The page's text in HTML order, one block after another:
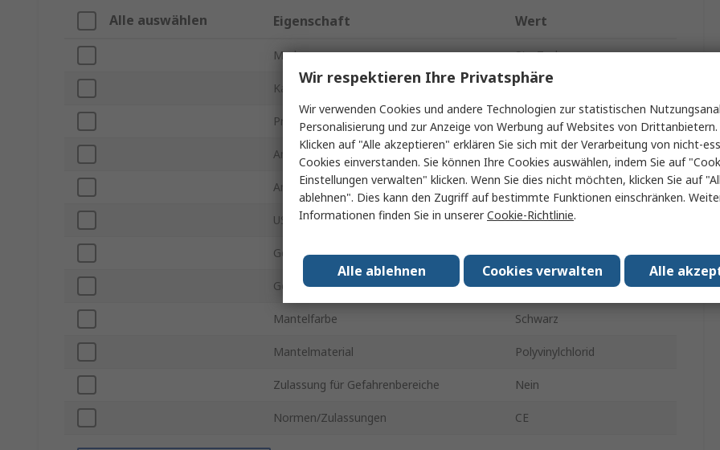
Alle auswählen Eigenschaft Wert
Marke StarTech.com
Kabellänge
Produkt Typ IC-Buchse USB-Kabel
Anschlusstyp A USB Typ A
Anschlusstyp B USB Typ A
USB Version USB 2.0
Gender Steckverbinders A Stecker
Gender Steckverbinders B Buchse
Mantelfarbe Schwarz
Mantelmaterial Polyvinylchlorid
Zulassung für Gefahrenbereiche Nein
Normen/Zulassungen CE
Wir respektieren Ihre Privatsphäre
Wir verwenden Cookies und andere Technologien zur statistischen
Personalisierung und zur Anzeige von Werbung auf Websites von
Klicken auf "Alle akzeptieren" erklären Sie sich mit der Verarbeitung von nicht-
Cookies einverstanden. Sie können Ihre Cookies auswählen, indem Sie auf
Einstellungen verwalten" klicken. Wenn Sie dies nicht möchten, klicken Sie auf
ablehnen". Dies kann den Zugriff auf bestimmte Funktionen einschränken.
Informationen finden Sie in unsererCookie-Richtlinie.
Alle
Cookies verwalten
Alle ablehnen